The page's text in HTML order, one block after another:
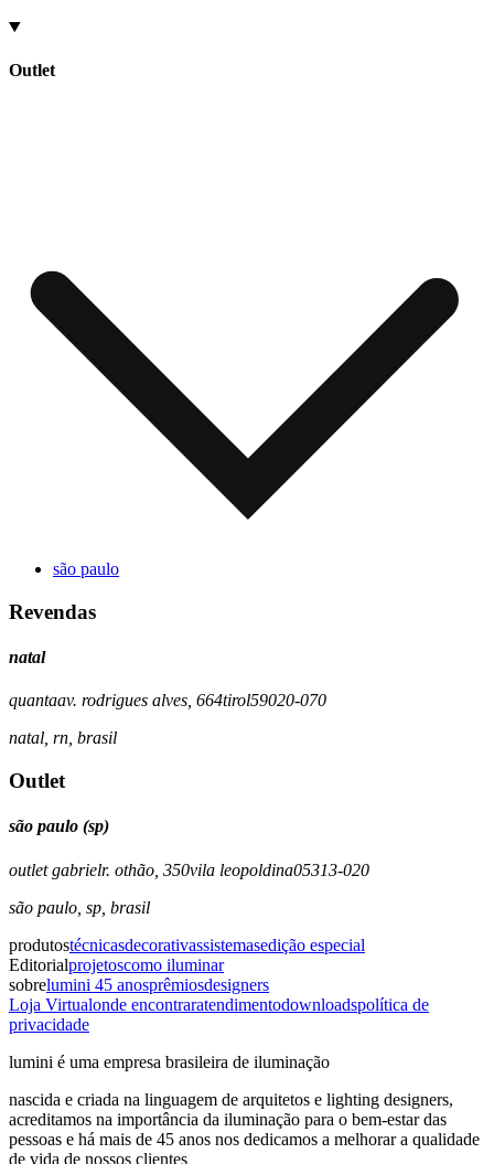
Outlet
são paulo
Revendas
natal
quantaav. rodrigues alves, 664tirol59020-070
natal, rn, brasil
Outlet
são paulo (sp)
outlet gabrielr. othão, 350vila leopoldina05313-020
são paulo sp brasil
produtostécnicasdecorativassistemasedição especial
Editorialprojetoscomo iluminar
sobrelumini 45 anosprêmiosdesigners
Loja Virtualonde encontraratendimentodownloadspolítica de
privacidade
lumini é uma empresa brasileira de iluminação
nascida e criada na linguagem de arquitetos e lighting designers,
acreditamos na importância da iluminação para o bem-estar das
pessoas e há mais de 45 anos nos dedicamos a melhorar a qualidade
de vida de nossos clientes